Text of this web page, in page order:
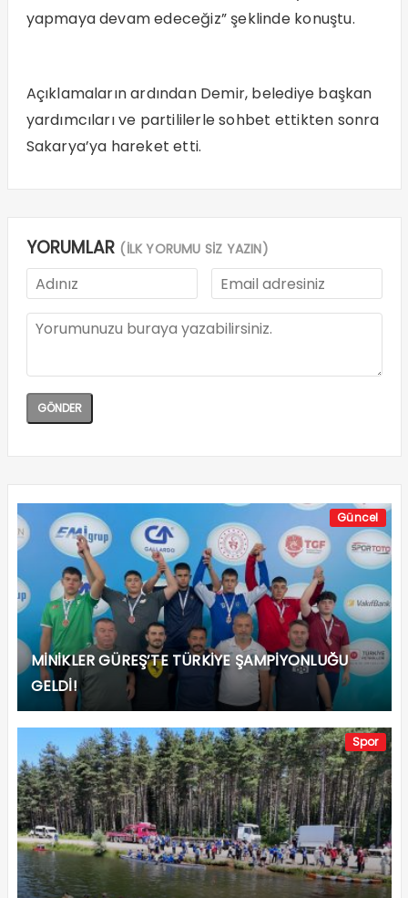
yapmaya devam edeceğiz” şeklinde konuştu.
Açıklamaların ardından Demir, belediye başkan
yardımcıları ve partililerle sohbet ettikten sonra
Sakarya’ya hareket etti.
YORUMLAR (İLK YORUMU SİZ YAZIN)
Güncel
MİNİKLER GÜREŞ’TE TÜRKİYE ŞAMPİYONLUĞU
GELDİ!
Spor